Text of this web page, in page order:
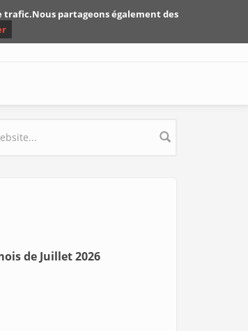
de Juillet 2026
partageons également des